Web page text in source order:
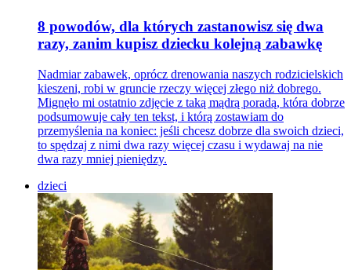
8 powodów, dla których zastanowisz się dwa
razy, zanim kupisz dziecku kolejną zabawkę
Nadmiar zabawek, oprócz drenowania naszych rodzicielskich
kieszeni, robi w gruncie rzeczy więcej złego niż dobrego.
Mignęło mi ostatnio zdjęcie z taką mądrą poradą, która dobrze
podsumowuje cały ten tekst, i którą zostawiam do
przemyślenia na koniec: jeśli chcesz dobrze dla swoich dzieci,
to spędzaj z nimi dwa razy więcej czasu i wydawaj na nie
dwa razy mniej pieniędzy.
dzieci